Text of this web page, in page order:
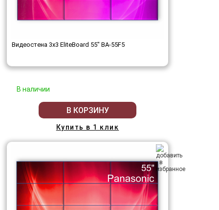
Видеостена 3x3 EliteBoard 55" BA-55F5
В наличии
В КОРЗИНУ
Купить в 1 клик